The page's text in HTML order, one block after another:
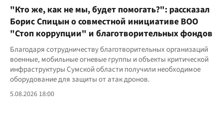
"Кто же, как не мы, будет помогать?": рассказал
Борис Спицын о совместной инициативе ВОО
"Стоп коррупции" и благотворительных фондов
Благодаря сотрудничеству благотворительных организаций
военные, мобильные огневые группы и объекты критической
инфраструктуры Сумской области получили необходимое
оборудование для защиты от атак дронов.
5.08.2026 18:00